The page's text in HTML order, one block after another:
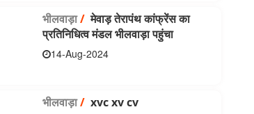
भीलवाड़ा/मेवाड़ तेरापंथ कांफ्रेंस का
प्रतिनिधित्व मंडल भीलवाड़ा पहुंचा
14-Aug-2024
भीलवाड़ा/xvc xv cv